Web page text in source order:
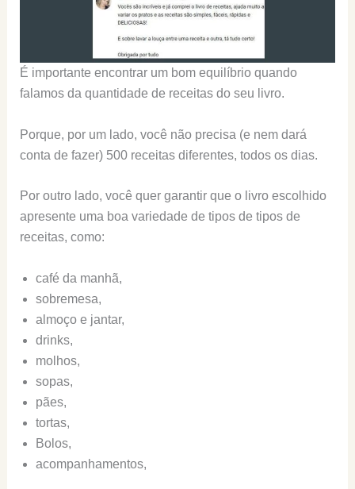
É importante encontrar um bom equilíbrio quando
falamos da quantidade de receitas do seu livro.
Porque, por um lado, você não precisa (e nem dará
conta de fazer) 500 receitas diferentes, todos os dias.
Por outro lado, você quer garantir que o livro escolhido
apresente uma boa variedade de tipos de tipos de
receitas, como:
café da manhã,
sobremesa,
almoço e jantar,
drinks,
molhos,
sopas,
pães,
tortas,
Bolos,
acompanhamentos,